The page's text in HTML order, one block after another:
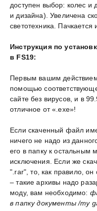
доступен выбор: колес и
и дизайна). Увеличена
светотехника. Пачкается
Инструкция по
в FS19:
Первым вашим действием
помощью
сайте без вирусов, и в
отличное от «.exe»!
Если скаченный файл
ничего не надо из
его в папку к остальным
исключения. Если же
".rar", то, как правило,
– такие архивы надо
моду, вам необходимо:
в папку документы /my